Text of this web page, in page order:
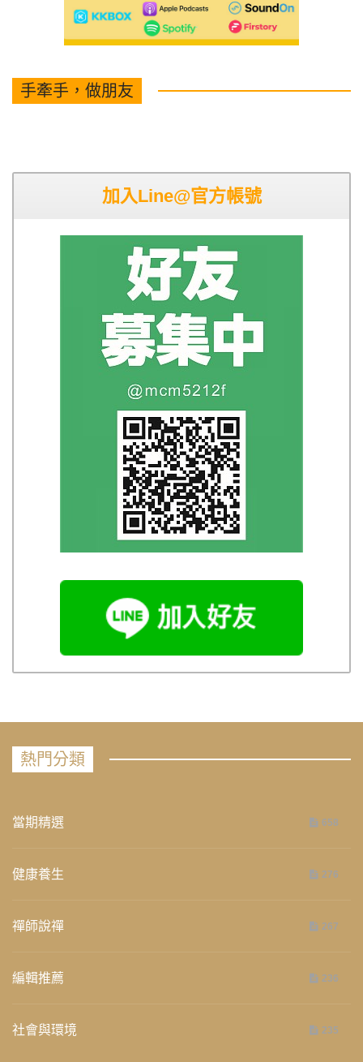
手牽手，做朋友
加入Line@官方帳號
熱門分類
當期精選 658
健康養生 276
禪師說禪 267
編輯推薦 236
社會與環境 235